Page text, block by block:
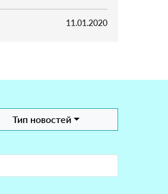
11.01.2020
Тип новостей